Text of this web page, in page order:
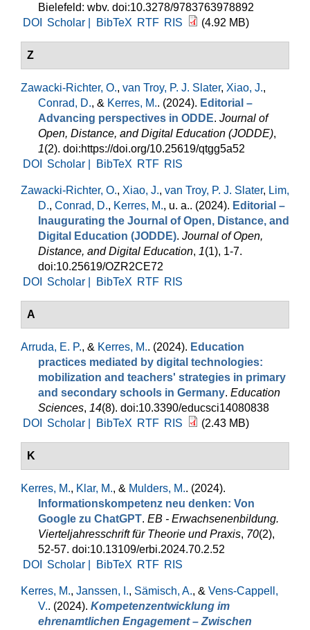
Bielefeld: wbv. doi:10.3278/9783763978892
DOI
Scholar | BibTeX RTF RIS (4.92 MB)
Z
Zawacki-Richter, O., van Troy, P. J. Slater, Xiao, J.,
Conrad, D., & Kerres, M.. (2024). Editorial –
Advancing perspectives in ODDE. Journal of
Open, Distance, and Digital Education (JODDE),
1(2). doi:https://doi.org/10.25619/qtgg5a52
DOI
Scholar | BibTeX RTF RIS
Zawacki-Richter, O., Xiao, J., van Troy, P. J. Slater, Lim,
D., Conrad, D., Kerres, M., u. a.. (2024). Editorial –
Inaugurating the Journal of Open, Distance, and
Digital Education (JODDE). Journal of Open,
Distance, and Digital Education, 1(1), 1-7.
doi:10.25619/OZR2CE72
DOI
Scholar | BibTeX RTF RIS
A
Arruda, E. P., & Kerres, M.. (2024). Education
practices mediated by digital technologies:
mobilization and teachers' strategies in primary
and secondary schools in Germany. Education
Sciences, 14(8). doi:10.3390/educsci14080838
DOI
Scholar | BibTeX RTF RIS (2.43 MB)
K
Kerres, M., Klar, M., & Mulders, M.. (2024).
Informationskompetenz neu denken: Von
Google zu ChatGPT. EB - Erwachsenenbildung.
Vierteljahresschrift für Theorie und Praxis, 70(2),
52-57. doi:10.13109/erbi.2024.70.2.52
DOI
Scholar | BibTeX RTF RIS
Kerres, M., Janssen, I., Sämisch, A., & Vens-Cappell,
V.. (2024). Kompetenzentwicklung im
ehrenamtlichen Engagement – Zwischen